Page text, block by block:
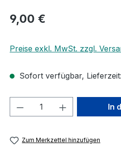
Regulärer Preis:
9,00 €
Preise exkl. MwSt. zzgl.
Sofort verfügbar,
Produkt Anzahl: In
Zum Merkzettel hinzufügen